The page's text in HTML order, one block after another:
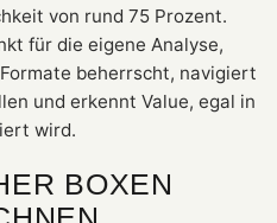
von rund 75 Prozent.
für die eigene Analyse,
beherrscht, navigiert
und erkennt Value, egal in
wird.
BOXEN